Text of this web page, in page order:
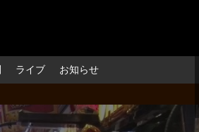
ライブ お知らせ